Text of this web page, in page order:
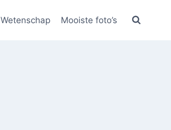
Wetenschap Mooiste foto’s